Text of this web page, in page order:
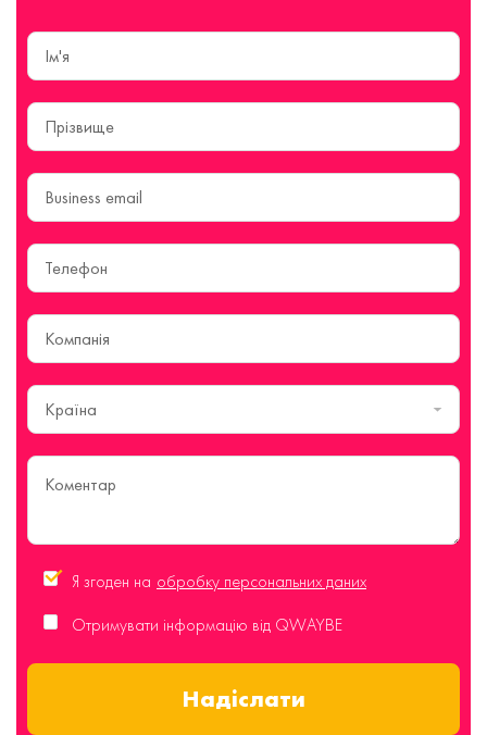
Країна
Я згоден на обробку персональних даних
Отримувати інформацію від QWAYBE
Надіслати